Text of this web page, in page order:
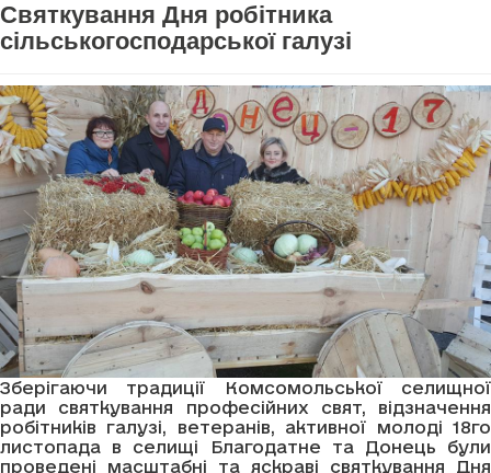
Святкування Дня робітника
сільськогосподарської галузі
Зберігаючи традиції Комсомольської селищної
ради святкування професійних свят, відзначення
робітників галузі, ветеранів, активної молоді 18го
листопада в селищі Благодатне та Донець були
проведені масштабні та яскраві святкування Дня